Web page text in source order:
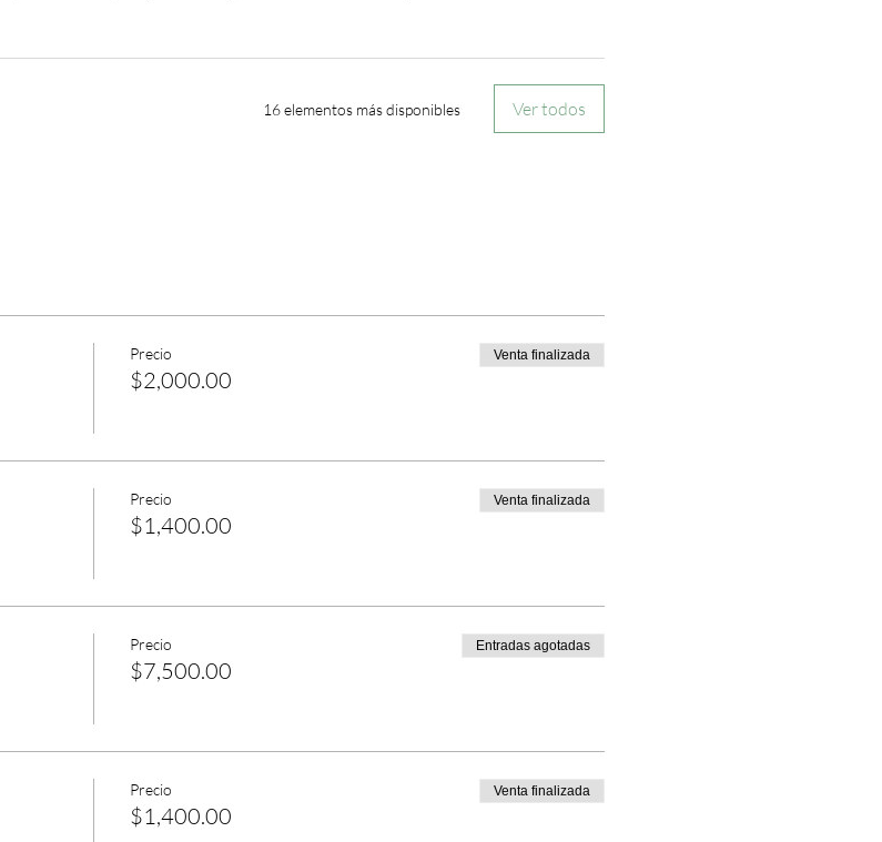
16 elementos más disponibles Ver todos
Precio
$2,000.00
Venta finalizada
Precio
$1,400.00
Venta finalizada
Precio
$7,500.00
Entradas agotadas
Precio
$1,400.00
Venta finalizada